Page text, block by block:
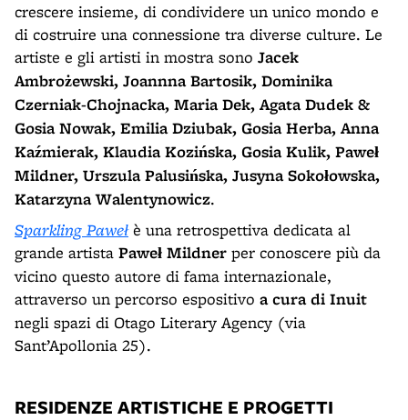
crescere insieme, di condividere un unico mondo e
di costruire una connessione tra diverse culture. Le
artiste e gli artisti in mostra sono Jacek
Ambrożewski, Joannna Bartosik, Dominika
Czerniak-Chojnacka, Maria Dek, Agata Dudek &
Gosia Nowak, Emilia Dziubak, Gosia Herba, Anna
Kaźmierak, Klaudia Kozińska, Gosia Kulik, Paweł
Mildner, Urszula Palusińska, Jusyna Sokołowska,
Katarzyna Walentynowicz.
Sparkling Pawełè una retrospettiva dedicata al
grande artista Paweł Mildner per conoscere più da
vicino questo autore di fama internazionale,
attraverso un percorso espositivo a cura di Inuit
negli spazi di Otago Literary Agency (via
Sant’Apollonia 25).
RESIDENZE ARTISTICHE E PROGETTI